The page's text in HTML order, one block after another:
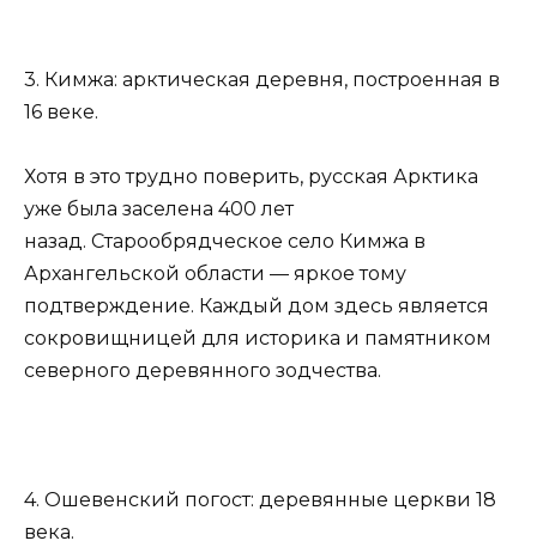
3. Кимжа: арктическая деревня, построенная в
16 веке.
Хотя в это трудно поверить, русская Арктика
уже была заселена 400 лет
назад. Старообрядческое село Кимжа в
Архангельской области — яркое тому
подтверждение. Каждый дом здесь является
сокровищницей для историка и памятником
северного деревянного зодчества.
4. Ошевенский погост: деревянные церкви 18
века.